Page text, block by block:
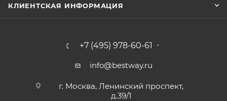
КЛИЕНТСКАЯ ИНФОРМАЦИЯ
+7 (495) 978-60-61
info@bestway.ru
г. Москва, Ленинский проспект,
д.39/1